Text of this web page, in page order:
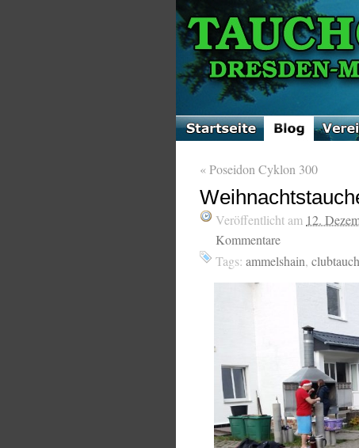
«Poseidon Cyklon 300
Veröffentlicht am 12.
Kommentare
Tags: ammelshain,